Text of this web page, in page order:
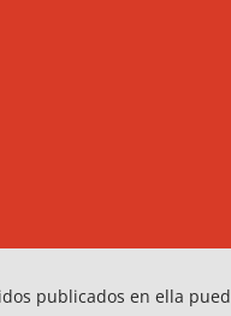
publicados en ella